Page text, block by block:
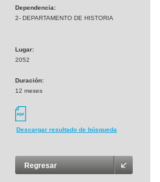
Dependencia:
2- DEPARTAMENTO DE HISTORIA
Lugar:
2052
Duración:
12 meses
Descargar resultado de búsqueda
Regresar